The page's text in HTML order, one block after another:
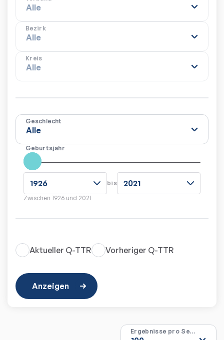
Bezirk
Kreis
Geschlecht
Geburtsjahr
bis
Zwischen 1926 und 2021
Aktueller Q-TTR Vorheriger Q-TTR
Anzeigen
Ergebnisse pro Seite